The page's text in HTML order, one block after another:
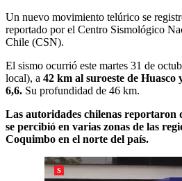
Un nuevo movimiento telúrico se
reportado por el Centro Sismológico
Chile (CSN).
El sismo ocurrió este martes 31 de
local), a 42 km al suroeste de
6,6. Su profundidad de 46 km.
Las autoridades chilenas reportaron
se percibió en varias zonas de las
Coquimbo en el norte del país.